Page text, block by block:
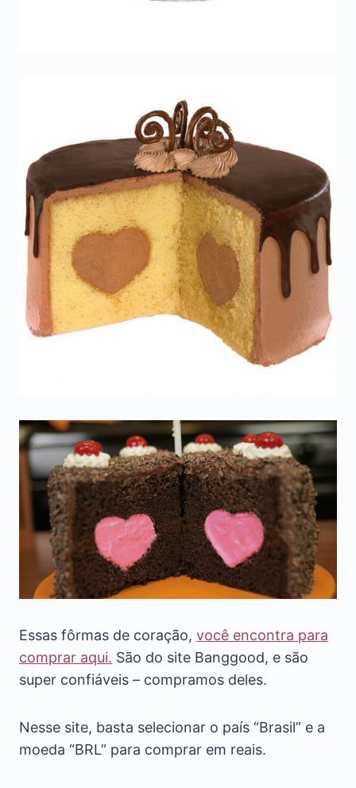
Essas fôrmas de coração, você encontra para
comprar aqui. São do site Banggood, e são
super confiáveis – compramos deles.
Nesse site, basta selecionar o país “Brasil” e a
moeda “BRL” para comprar em reais.